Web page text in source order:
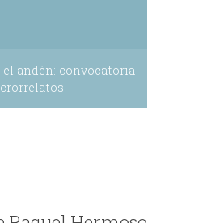
el andén: convocatoria